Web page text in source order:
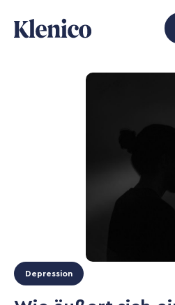
Depression